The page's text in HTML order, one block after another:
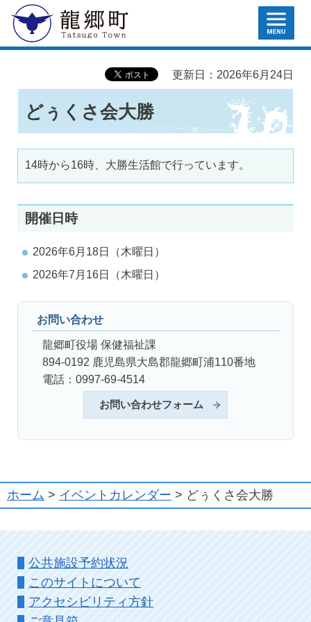
龍郷町 MENU
更新日：2026年6月24日
どぅくさ会大勝
14時から16時、大勝生活館で行っています。
開催日時
2026年6月18日（木曜日）
2026年7月16日（木曜日）
お問い合わせ
龍郷町役場 保健福祉課
894-0192 鹿児島県大島郡龍郷町浦110番地
電話：0997-69-4514
お問い合わせフォーム
ホーム > イベントカレンダー > どぅくさ会大勝
公共施設予約状況
このサイトについて
アクセシビリティ方針